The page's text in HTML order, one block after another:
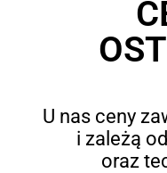
U nas ceny
i zależą
oraz